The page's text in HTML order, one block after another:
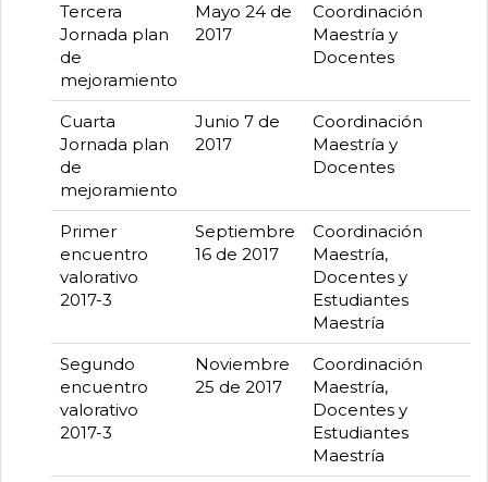
Tercera
Jornada plan
de
mejoramiento
Mayo 24 de
2017
Coordinación
Maestría y
Docentes
Cuarta
Jornada plan
de
mejoramiento
Junio 7 de
2017
Coordinación
Maestría y
Docentes
Primer
encuentro
valorativo
2017-3
Septiembre
16 de 2017
Coordinación
Maestría,
Docentes y
Estudiantes
Maestría
Segundo
encuentro
valorativo
2017-3
Noviembre
25 de 2017
Coordinación
Maestría,
Docentes y
Estudiantes
Maestría